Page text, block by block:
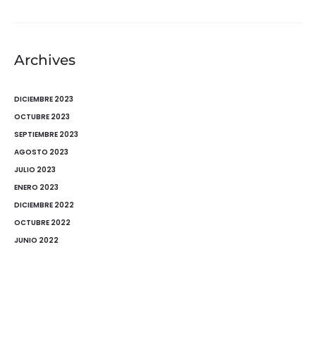
Archives
DICIEMBRE 2023
OCTUBRE 2023
SEPTIEMBRE 2023
AGOSTO 2023
JULIO 2023
ENERO 2023
DICIEMBRE 2022
OCTUBRE 2022
JUNIO 2022